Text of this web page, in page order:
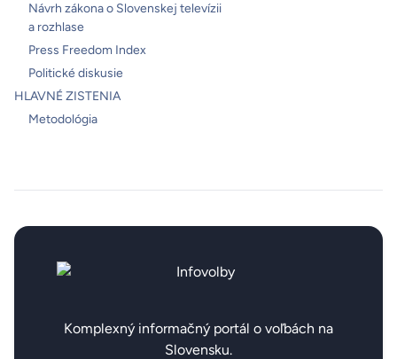
Návrh zákona o Slovenskej televízii
a rozhlase
Press Freedom Index
Politické diskusie
HLAVNÉ ZISTENIA
Metodológia
Komplexný informačný portál o voľbách na
Slovensku.